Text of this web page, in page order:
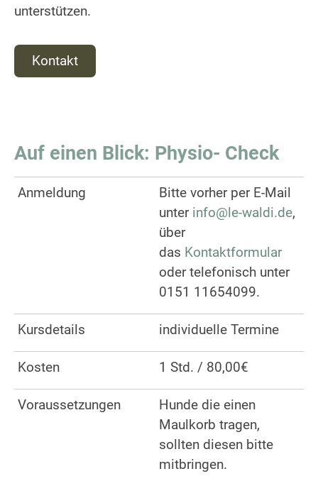
unterstützen.
Kontakt
Auf einen Blick: Physio- Check
Anmeldung
Bitte vorher per E-Mail
unter info@le-waldi.de,
über
das Kontaktformular
oder telefonisch unter
0151 11654099.
Kursdetails individuelle Termine
Kosten 1 Std. / 80,00€
Voraussetzungen
Hunde die einen
Maulkorb tragen,
sollten diesen bitte
mitbringen.